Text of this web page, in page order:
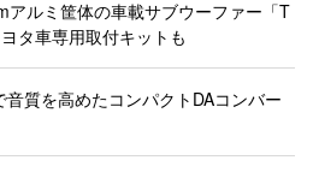
アルミ筐体の車載サブウーファー「T
タ車専用取付キットも
質を高めたコンパクトDAコンバー